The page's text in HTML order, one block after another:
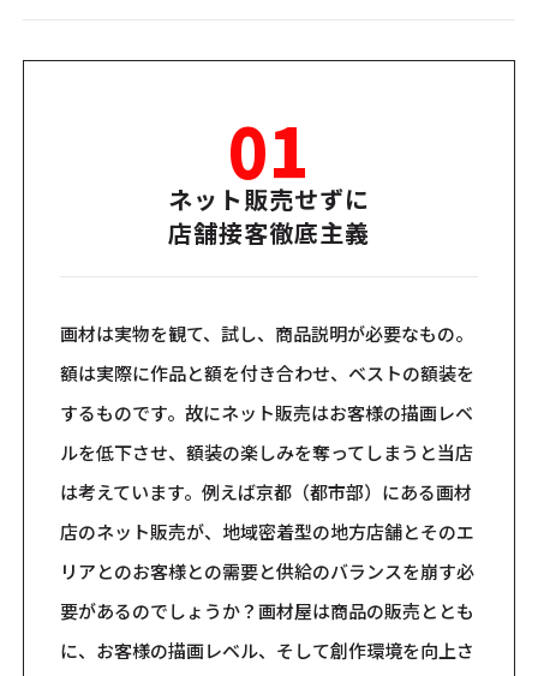
01
ネット販売せずに
店舗接客徹底主義
画材は実物を観て、試し、商品説明が必要なもの。
額は実際に作品と額を付き合わせ、ベストの額装を
するものです。故にネット販売はお客様の描画レベ
ルを低下させ、額装の楽しみを奪ってしまうと当店
は考えています。例えば京都（都市部）にある画材
店のネット販売が、地域密着型の地方店舗とそのエ
リアとのお客様との需要と供給のバランスを崩す必
要があるのでしょうか？画材屋は商品の販売ととも
に、お客様の描画レベル、そして創作環境を向上さ